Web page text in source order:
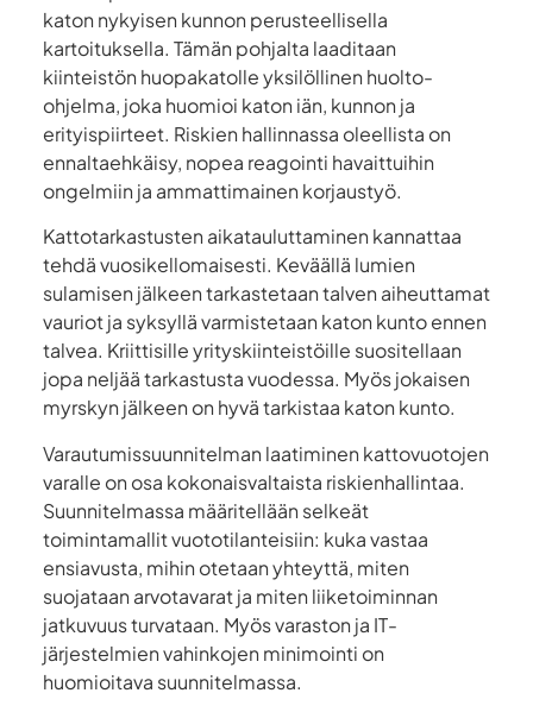
katon nykyisen kunnon perusteellisella
kartoituksella. Tämän pohjalta laaditaan
kiinteistön huopakatolle yksilöllinen huolto-
ohjelma, joka huomioi katon iän, kunnon ja
erityispiirteet. Riskien hallinnassa oleellista on
ennaltaehkäisy, nopea reagointi havaittuihin
ongelmiin ja ammattimainen korjaustyö.
Kattotarkastusten aikatauluttaminen kannattaa
tehdä vuosikellomaisesti. Keväällä lumien
sulamisen jälkeen tarkastetaan talven aiheuttamat
vauriot ja syksyllä varmistetaan katon kunto ennen
talvea. Kriittisille yrityskiinteistöille suositellaan
jopa neljää tarkastusta vuodessa. Myös jokaisen
myrskyn jälkeen on hyvä tarkistaa katon kunto.
Varautumissuunnitelman laatiminen kattovuotojen
varalle on osa kokonaisvaltaista riskienhallintaa.
Suunnitelmassa määritellään selkeät
toimintamallit vuototilanteisiin: kuka vastaa
ensiavusta, mihin otetaan yhteyttä, miten
suojataan arvotavarat ja miten liiketoiminnan
jatkuvuus turvataan. Myös varaston ja IT-
järjestelmien vahinkojen minimointi on
huomioitava suunnitelmassa.